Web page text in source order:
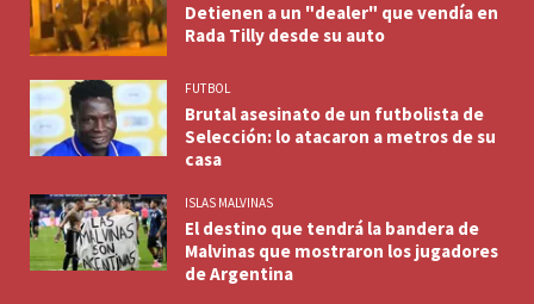
Detienen a un "dealer" que vendía en
Rada Tilly desde su auto
FUTBOL
Brutal asesinato de un futbolista de
Selección: lo atacaron a metros de su
casa
ISLAS MALVINAS
El destino que tendrá la bandera de
Malvinas que mostraron los jugadores
de Argentina